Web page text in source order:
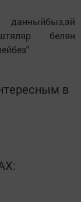
белян
в